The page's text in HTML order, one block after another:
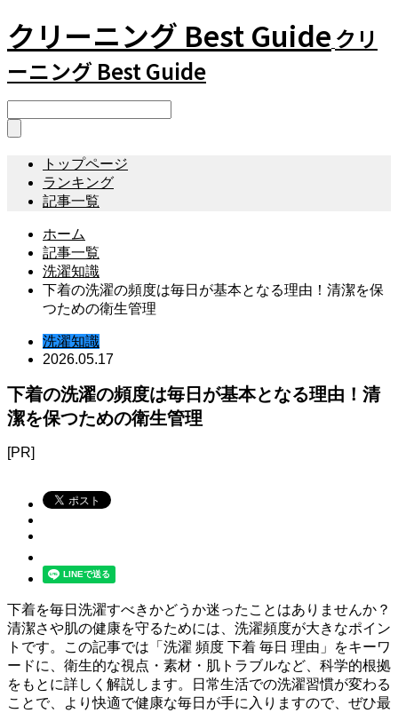
クリーニング Best Guide クリ
ーニング Best Guide
トップページ
ランキング
記事一覧
ホーム
記事一覧
洗濯知識
下着の洗濯の頻度は毎日が基本となる理由！清潔を保
つための衛生管理
洗濯知識
2026.05.17
下着の洗濯の頻度は毎日が基本となる理由！清
潔を保つための衛生管理
[PR]
下着を毎日洗濯すべきかどうか迷ったことはありませんか？
清潔さや肌の健康を守るためには、洗濯頻度が大きなポイン
トです。この記事では「洗濯 頻度 下着 毎日 理由」をキーワ
ードに、衛生的な視点・素材・肌トラブルなど、科学的根拠
をもとに詳しく解説します。日常生活での洗濯習慣が変わる
ことで、より快適で健康な毎日が手に入りますので、ぜひ最